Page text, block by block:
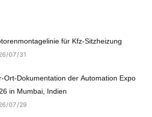
für Kfz-Sitzheizung
07 31
Ort-Dokumentation der Automation Expo
in Mumbai, Indien
07 29